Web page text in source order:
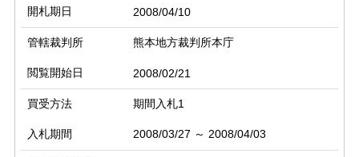
開札期日 2008/04/10
管轄裁判所 熊本地方裁判所本庁
閲覧開始日 2008/02/21
買受方法 期間入札1
入札期間 2008/03/27 ～ 2008/04/03